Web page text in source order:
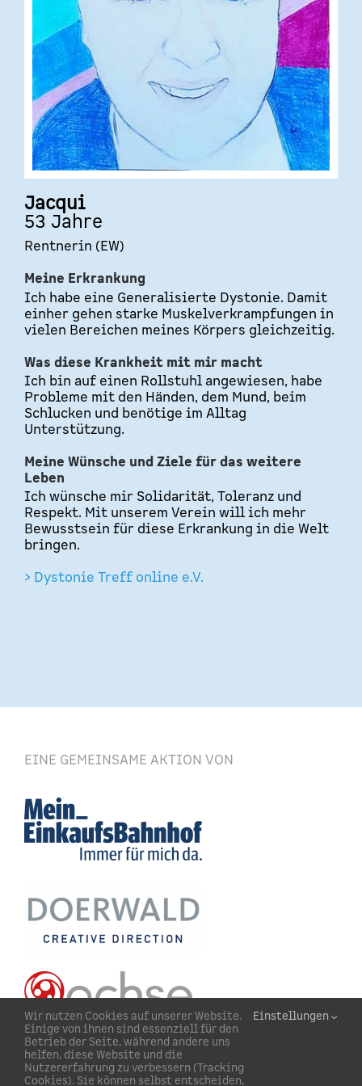
Jacqui
53 Jahre
Rentnerin (EW)
Meine Erkrankung
Ich habe eine Generalisierte Dystonie. Damit
einher gehen starke Muskelverkrampfungen in
vielen Bereichen meines Körpers gleichzeitig.
Was diese Krankheit mit mir macht
Ich bin auf einen Rollstuhl angewiesen, habe
Probleme mit den Händen, dem Mund, beim
Schlucken und benötige im Alltag
Unterstützung.
Meine Wünsche und Ziele für das weitere
Leben
Ich wünsche mir Solidarität, Toleranz und
Respekt. Mit unserem Verein will ich mehr
Bewusstsein für diese Erkrankung in die Welt
bringen.
> Dystonie Treff online e.V.
EINE GEMEINSAME AKTION VON
Wir nutzen Cookies auf unserer Website.
Einige von ihnen sind essenziell für den
Betrieb der Seite, während andere uns
helfen, diese Website und die
Nutzererfahrung zu verbessern (Tracking
Cookies). Sie können selbst entscheiden,
Einstellungen